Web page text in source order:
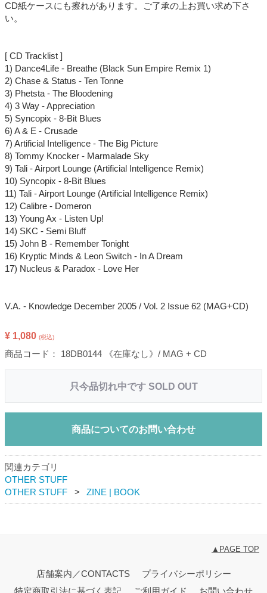
CD紙ケースにも擦れがあります。ご了承の上お買い求め下さ
い。
[ CD Tracklist ]
1) Dance4Life - Breathe (Black Sun Empire Remix 1)
2) Chase & Status - Ten Tonne
3) Phetsta - The Bloodening
4) 3 Way - Appreciation
5) Syncopix - 8-Bit Blues
6) A & E - Crusade
7) Artificial Intelligence - The Big Picture
8) Tommy Knocker - Marmalade Sky
9) Tali - Airport Lounge (Artificial Intelligence Remix)
10) Syncopix - 8-Bit Blues
11) Tali - Airport Lounge (Artificial Intelligence Remix)
12) Calibre - Domeron
13) Young Ax - Listen Up!
14) SKC - Semi Bluff
15) John B - Remember Tonight
16) Kryptic Minds & Leon Switch - In A Dream
17) Nucleus & Paradox - Love Her
V.A. - Knowledge December 2005 / Vol. 2 Issue 62 (MAG+CD)
¥ 1,080 (税込)
商品コード： 18DB0144 《在庫なし》/ MAG + CD
只今品切れ中です SOLD OUT
商品についてのお問い合わせ
関連カテゴリ
OTHER STUFF
OTHER STUFF
ZINE | BOOK
▲PAGE TOP
店舗案内／CONTACTS
プライバシーポリシー
特定商取引法に基づく表記
ご利用ガイド お問い合わせ